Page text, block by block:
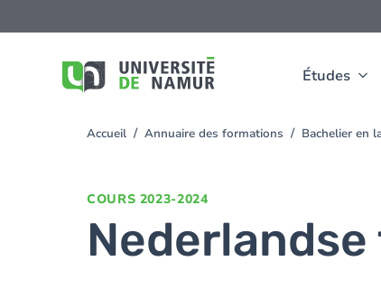
Études
au
You
Accueil Annuaire des formations Bachelier en
COURS 2023-2024